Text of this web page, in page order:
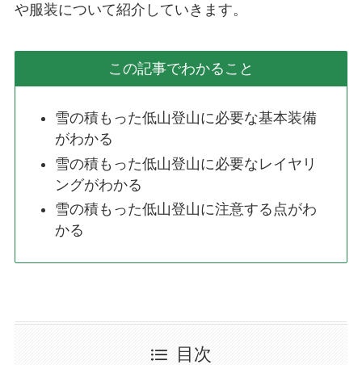
や服装について紹介していきます。
この記事でわかること
雪の積もった低山登山に必要な基本装備
がわかる
雪の積もった低山登山に必要なレイヤリ
ングがわかる
雪の積もった低山登山に注意する点がわ
かる
目次